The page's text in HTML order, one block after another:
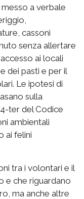
a verbale
cassoni
senza allertare
ai locali
dei pasti e per il
Le ipotesi di
sulla
ter del Codice
ambientali
ai felini
tra i volontari e il
e che riguardano
ma anche altre